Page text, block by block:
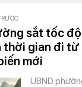
sắt tốc
thời gian đi từ
mới
UBND